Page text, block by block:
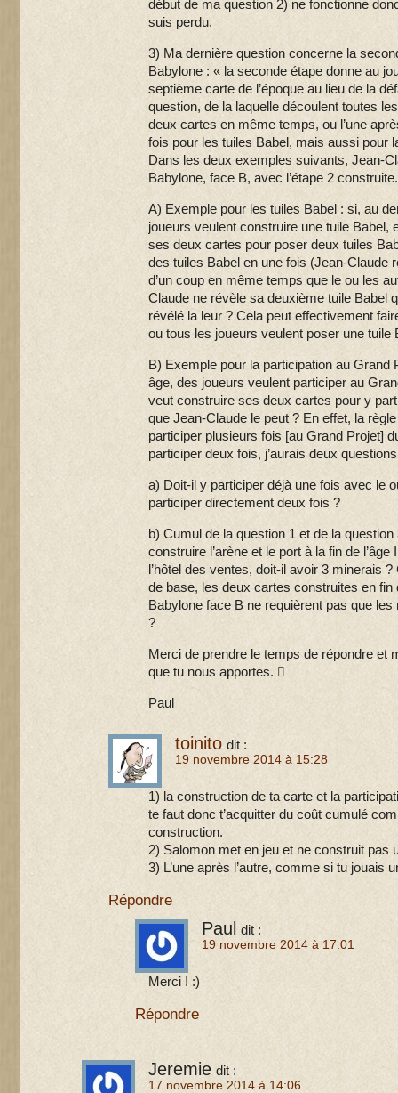
début de ma question 2) ne fonctionne
suis perdu.
3) Ma dernière question concerne la
Babylone : « la seconde étape donne au
septième carte de l’époque au lieu de la
question, de la laquelle découlent toutes
deux cartes en même temps, ou l’une
fois pour les tuiles Babel, mais aussi pour
Dans les deux exemples suivants, Jean-
Babylone, face B, avec l’étape 2 construite.
A) Exemple pour les tuiles Babel : si, au
joueurs veulent construire une tuile Babel,
ses deux cartes pour poser deux tuiles
des tuiles Babel en une fois (Jean-Claude
d’un coup en même temps que le ou les
Claude ne révèle sa deuxième tuile Babel
révélé la leur ? Cela peut effectivement
ou tous les joueurs veulent poser une tuile
B) Exemple pour la participation au Grand
âge, des joueurs veulent participer au
veut construire ses deux cartes pour y
que Jean-Claude le peut ? En effet, la
participer plusieurs fois [au Grand Projet]
participer deux fois, j’aurais deux
a) Doit-il y participer déjà une fois avec le
participer directement deux fois ?
b) Cumul de la question 1 et de la
construire l’arène et le port à la fin de
l’hôtel des ventes, doit-il avoir 3 minerais
de base, les deux cartes construites en fin
Babylone face B ne requièrent pas que
?
Merci de prendre le temps de répondre et
que tu nous apportes. 
Paul
toinito dit :
19 novembre 2014 à 15:28
1) la construction de ta carte et la
te faut donc t’acquitter du coût cumulé
construction.
2) Salomon met en jeu et ne construit pas
3) L’une après l’autre, comme si tu jouais
Répondre
Paul dit :
19 novembre 2014 à 17:01
Merci ! :)
Répondre
Jeremie dit :
17 novembre 2014 à 14:06